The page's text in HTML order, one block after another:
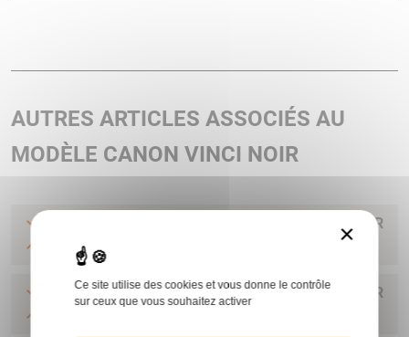
AUTRES ARTICLES ASSOCIÉS AU
MODÈLE CANON VINCI NOIR
AUTO VINCI COMF BV 12/76 66 MC FRAISE NOIR
BENELLI
AUTO VINCI COMF BV 12/76 71 MC FRAISE NOIR
×
Ce site utilise des cookies et vous donne le contrôle
sur ceux que vous souhaitez activer